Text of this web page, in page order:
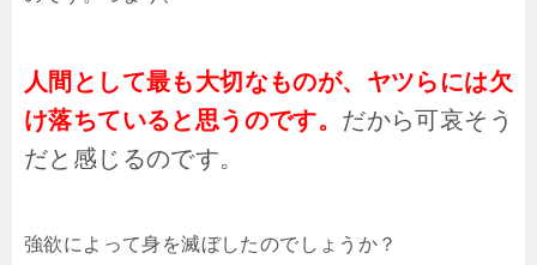
人間として最も大切なものが、ヤツらには欠
け落ちていると思うのです。 だから可哀そう
だと感じるのです。
強欲によって身を滅ぼしたのでしょうか？